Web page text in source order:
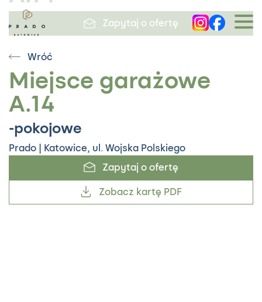
Wróć
Miejsce garażowe
A.14
-pokojowe
Prado | Katowice, ul. Wojska Polskiego
Zapytaj o ofertę
Zobacz kartę PDF
Prado / Miejsce garażowe A.14
-pokojowe
Zapytaj o ofertę